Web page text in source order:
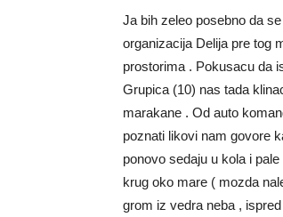
Ja bih zeleo posebno da
organizacija Delija pre tog
prostorima . Pokusacu da
Grupica (10) nas tada
marakane . Od auto
poznati likovi nam govore
ponovo sedaju u kola i
krug oko mare ( mozda
grom iz vedra neba ,